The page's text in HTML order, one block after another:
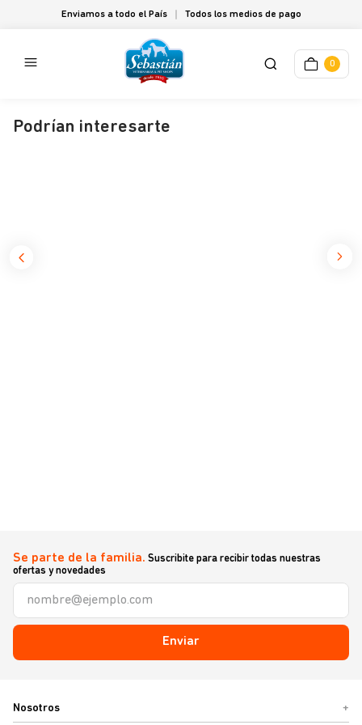
Enviamos a todo el País Todos los medios de pago
0
Podrían interesarte
Se parte de la familia. Suscribite para recibir todas nuestras
ofertas y novedades
Enviar
Nosotros +